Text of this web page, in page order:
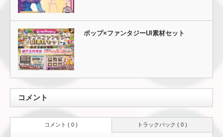
ポップ×ファンタジーUI素材セット
コメント
トラックバック ( 0 )
コメント ( 0 )